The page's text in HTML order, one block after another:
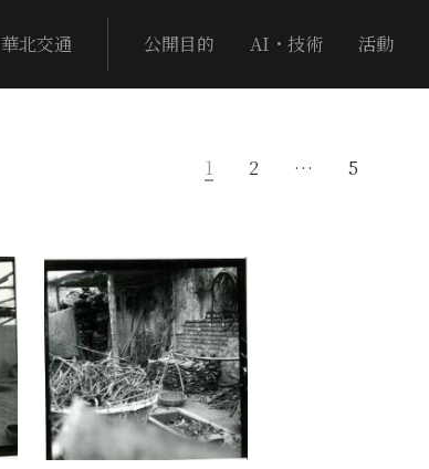
華北交通 公開目的 AI・技術 活動
1 2 … 5